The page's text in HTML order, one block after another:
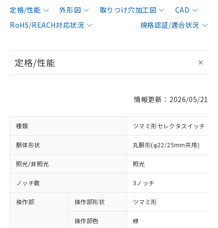
定格/性能 外形図 取りつけ穴加工図
CAD
RoHS/REACH対応状況
規格認証/適合状況
定格/性能
情報更新：2026/05/21
種類 ツマミ形セレクタスイッチ
胴体形状 丸胴形(φ22/25mm共用)
照光/非照光 照光
ノッチ数 3ノッチ
操作部 操作部形状 ツマミ形
操作部色 緑